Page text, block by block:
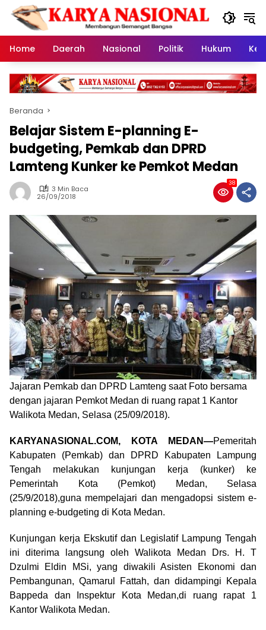
Langsung
konten
Home
Daerah Nasional Politik Hukum
Beranda
Belajar Sistem E-planning E-
budgeting, Pemkab dan DPRD
Lamteng Kunker ke Pemkot Medan
3 Min Baca
26/09/2018
38
Jajaran Pemkab dan DPRD Lamteng saat Foto bersama
dengan jajaran Pemkot Medan di ruang rapat 1 Kantor
Walikota Medan, Selasa (25/09/2018).
KARYANASIONAL.COM, KOTA MEDAN—Pemeritah
Kabupaten (Pemkab) dan DPRD Kabupaten Lampung
Tengah melakukan kunjungan kerja (kunker) ke
Pemerintah Kota (Pemkot) Medan, Selasa
(25/9/2018),guna mempelajari dan mengadopsi sistem e-
planning e-budgeting di Kota Medan.
Kunjungan kerja Ekskutif dan Legislatif Lampung Tengah
ini diterima langsung oleh Walikota Medan Drs. H. T
Dzulmi Eldin MSi, yang diwakili Asisten Ekonomi dan
Pembangunan, Qamarul Fattah, dan didampingi Kepala
Bappeda dan Inspektur Kota Medan,di ruang rapat 1
Kantor Walikota Medan.